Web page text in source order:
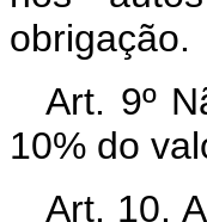
Art. 9º
10% do
Art. 10.